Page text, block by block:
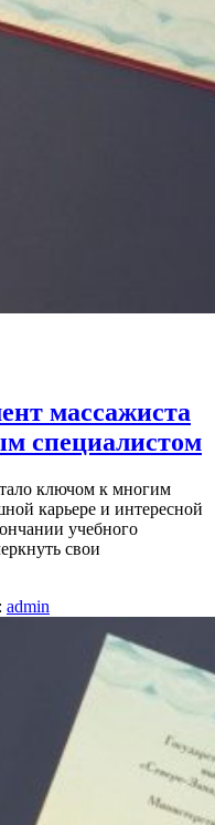
массажиста
специалистом
ключом к многим
карьере и интересной
учебного
свои
admin